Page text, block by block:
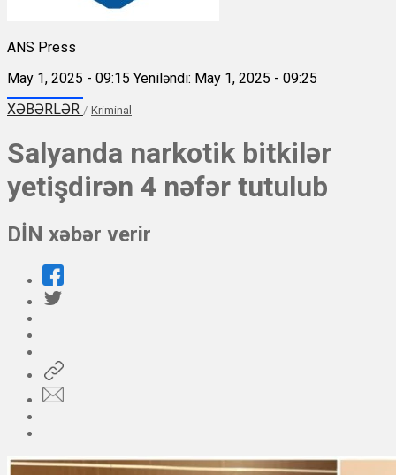
ANS Press
May 1, 2025 - 09:15 Yeniləndi: May 1, 2025 - 09:25
XƏBƏRLƏR / Kriminal
Salyanda narkotik bitkilər
yetişdirən 4 nəfər tutulub
DİN xəbər verir